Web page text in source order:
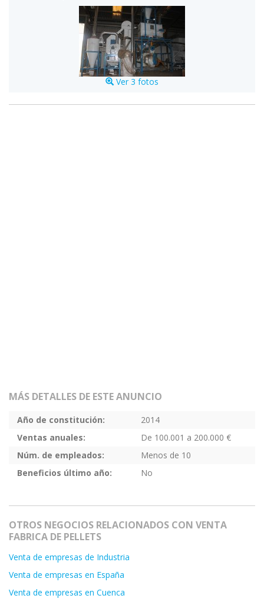
Ver 3 fotos
MÁS DETALLES DE ESTE ANUNCIO
Año de constitución:
2014
Ventas anuales:
De 100.001 a 200.000 €
Núm. de empleados:
Menos de 10
Beneficios último año:
No
OTROS NEGOCIOS RELACIONADOS CON VENTA
FABRICA DE PELLETS
Venta de empresas de Industria
Venta de empresas en España
Venta de empresas en Cuenca